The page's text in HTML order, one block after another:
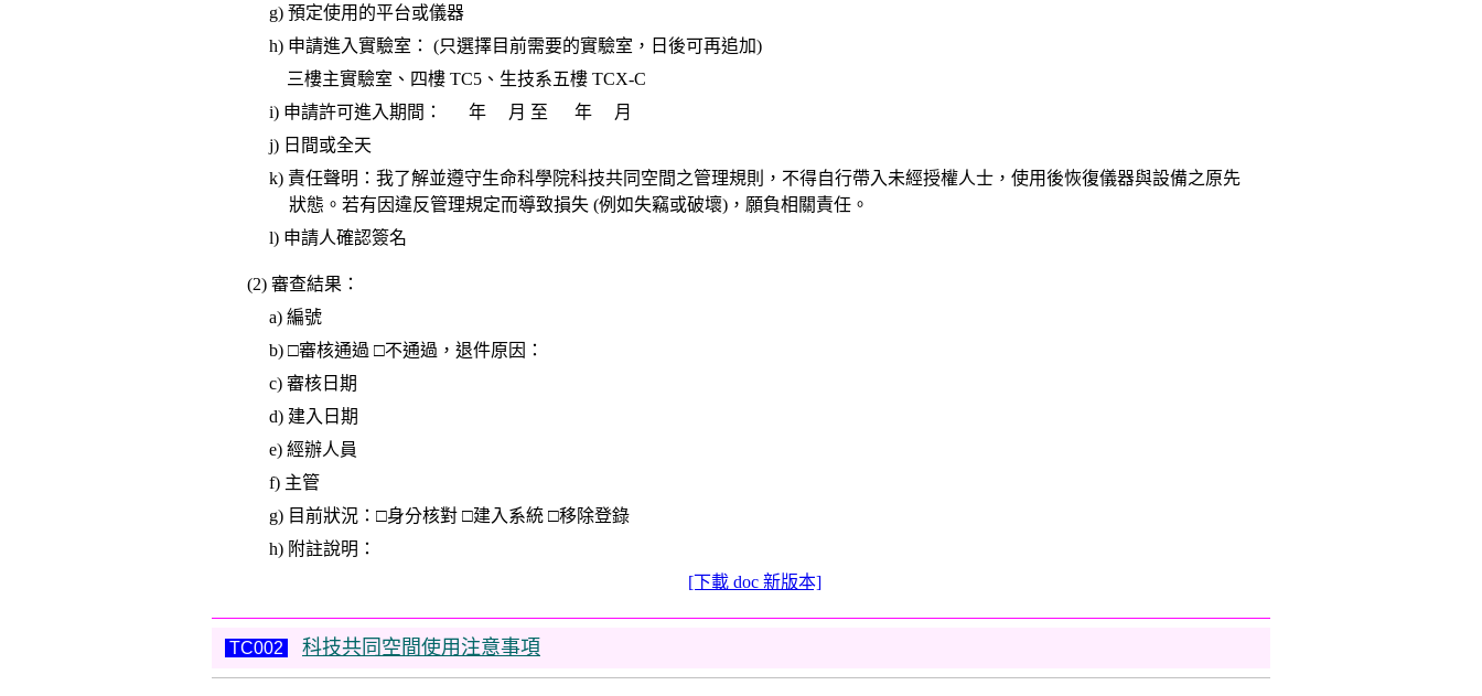
g) 預定使用的平台或儀器
h) 申請進入實驗室： (只選擇目前需要的實驗室，日後可再追加)
三樓主實驗室、四樓 TC5、生技系五樓 TCX-C
i) 申請許可進入期間： 年 月 至 年 月
j) 日間或全天
k) 責任聲明：我了解並遵守生命科學院科技共同空間之管理規則，不得自行帶入未經授權人士，使用後恢復儀器與設備之原先
狀態。若有因違反管理規定而導致損失 (例如失竊或破壞)，願負相關責任。
l) 申請人確認簽名
(2) 審查結果：
a) 編號
b) □審核通過 □不通過，退件原因：
c) 審核日期
d) 建入日期
e) 經辦人員
f) 主管
g) 目前狀況： □身分核對 □建入系統 □移除登錄
h) 附註說明：
[下載 doc 新版本]
TC002 科技共同空間使用注意事項